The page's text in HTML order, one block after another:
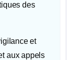
des
et
aux appels